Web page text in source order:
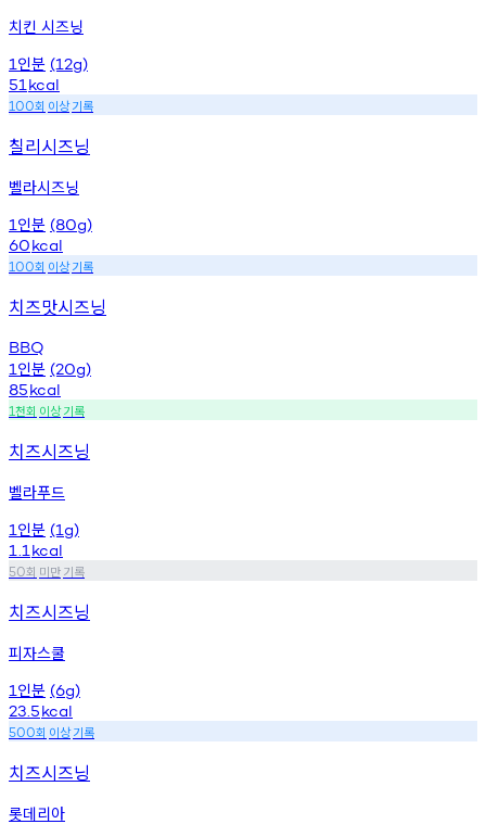
치킨 시즈닝
1 인분 (12g)
51 kcal
100회 이상기록
칠리시즈닝
벨라시즈닝
1 인분 (80g)
60kcal
100회 이상기록
치즈맛시즈닝
BBQ
1 인분 (20g)
85kcal
1천회 이상기록
치즈시즈닝
벨라푸드
1 인분 (1g)
1.1 kcal
50회 미만기록
치즈시즈닝
피자스쿨
1 인분 (6g)
23.5kcal
500회 이상기록
치즈시즈닝
롯데리아